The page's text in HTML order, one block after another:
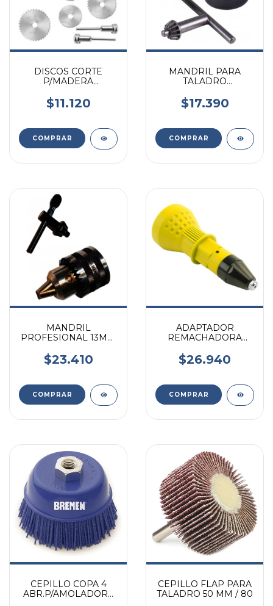
DISCOS CORTE
P/MADERA
2 VASTAGOS 1/8 Y 1/4
$11.120
MANDRIL PARA
TALADRO
$17.390
MANDRIL
PROFESIONAL 13MM
RUHLMANN + LLAVE
$23.410
ADAPTADOR
REMACHADORA
BAROVO
$26.940
CEPILLO COPA 4
ABR.P/AMOLADORA
CEPILLO FLAP PARA
TALADRO 50 MM / 80